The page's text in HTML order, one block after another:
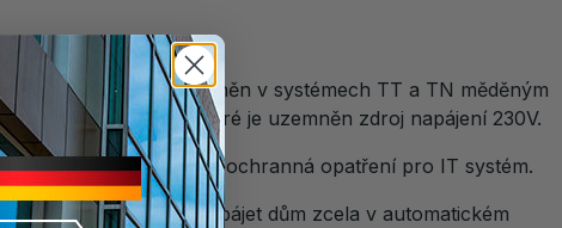
musí být uzemněn v systémech TT a TN měděným
liště, ke které je uzemněn zdroj napájení 230V.
dodržovat předpisy a ochranná opatření pro IT systém.
IT. Není možné napájet dům zcela v automatickém